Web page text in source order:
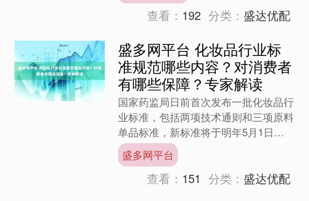
查看： 192 分类：盛达优配
盛多网平台 化妆品行业标
准规范哪些内容？对消费者
有哪些保障？专家解读
国家药监局日前首次发布一批化妆品行
业标准，包括两项技术通则和三项原料
单品标准，新标准将于明年5月1日起
正式实施。标准主要规范了哪些内容？
对消费者用妆安全有哪些保....
盛多网平台
查看： 151 分类：盛达优配